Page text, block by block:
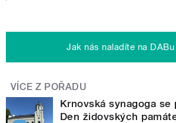
Jak nás naladíte na DABu
VÍCE Z POŘADU
Krnovská synagoga se
Den židovských